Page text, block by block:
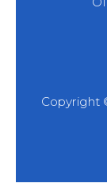
Copyright